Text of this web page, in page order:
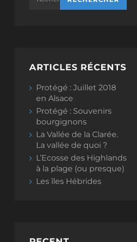
ARTICLES RÉCENTS
Protégé : Juillet 2018
en Alsace
Protégé : Souvenirs
bourgignons
La Vallée de la Clarée.
La vallée de quoi ?
L’Ecosse des Highlands
à la plage (ou presque)
Les îles Hébrides